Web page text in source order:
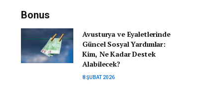
Bonus
Avusturya ve Eyaletlerinde
Güncel Sosyal Yardımlar:
Kim, Ne Kadar Destek
Alabilecek?
8 ŞUBAT 2026